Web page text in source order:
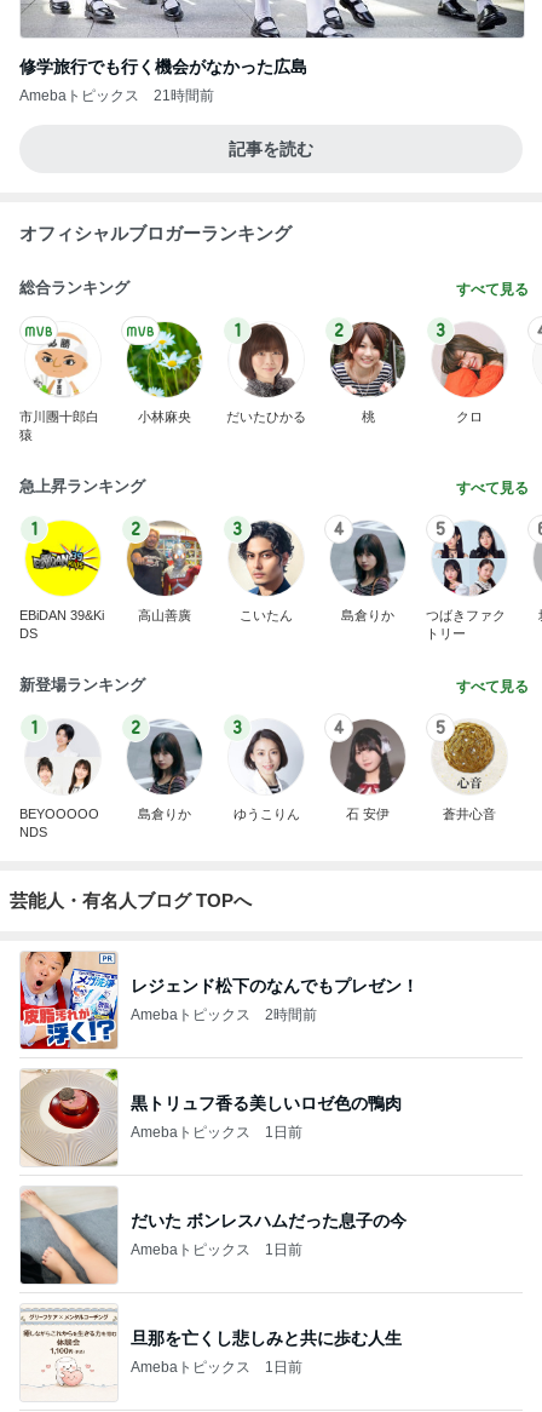
修学旅行でも行く機会がなかった広島
Amebaトピックス 21時間前
記事を読む
オフィシャルブロガーランキング
総合ランキング すべて見る
市川團十郎白
猿
小林麻央
1
だいたひかる
2
桃
3
クロ
急上昇ランキング すべて見る
1
EBiDAN 39&Ki
DS
2
高山善廣
3
こいたん
4
島倉りか
5
つばきファク
トリー
新登場ランキング すべて見る
1
BEYOOOOO
NDS
2
島倉りか
3
ゆうこりん
4
石 安伊
5
蒼井心音
芸能人・有名人ブログ TOPへ
レジェンド松下のなんでもプレゼン！
Amebaトピックス 2時間前
黒トリュフ香る美しいロゼ色の鴨肉
Amebaトピックス 1日前
だいた ボンレスハムだった息子の今
Amebaトピックス 1日前
旦那を亡くし悲しみと共に歩む人生
Amebaトピックス 1日前